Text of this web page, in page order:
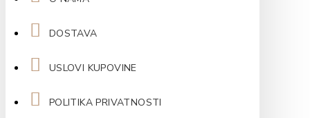
DOSTAVA
USLOVI KUPOVINE
POLITIKA PRIVATNOSTI